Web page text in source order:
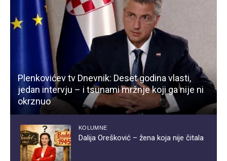
Plenkovićev tv Dnevnik: Deset godina vlasti,
jedan intervju – i tsunami mržnje koji ga nije ni
okrznuo
KOLUMNE
Dalija Orešković – žena koja nije čitala